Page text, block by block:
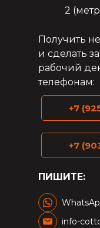
2
Получить
и сделать
рабочий
телефонам:
+7
+7
ПИШИТЕ:
info-